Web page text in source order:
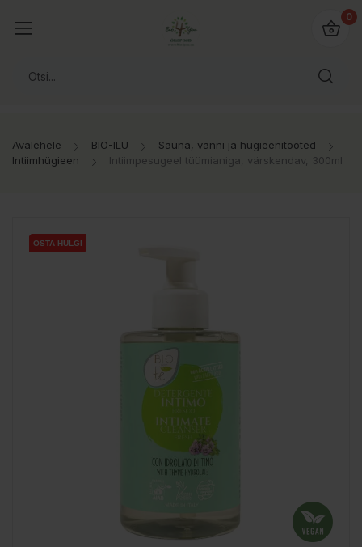
0
Avalehele BIO-ILU
Sauna, vanni ja hügieenitooted
Intiimhügieen
Intiimpesugeel tüümianiga, värskendav, 300ml
OSTA HULGI
OSTA HULGI
OSTA HULGI